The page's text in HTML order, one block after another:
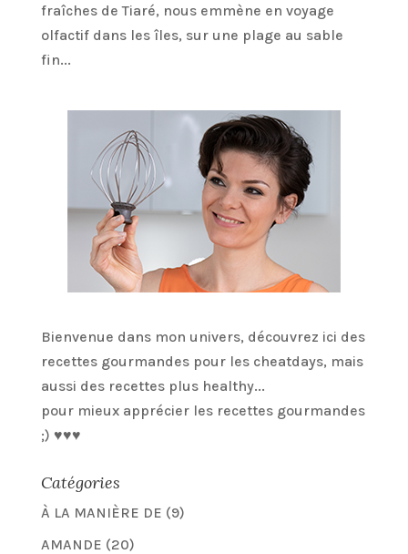
fraîches de Tiaré, nous emmène en voyage
olfactif dans les îles, sur une plage au sable
fin...
Bienvenue dans mon univers, découvrez ici des
recettes gourmandes pour les cheatdays, mais
aussi des recettes plus healthy...
pour mieux apprécier les recettes gourmandes
;) ♥♥♥
Catégories
À LA MANIÈRE DE (9)
AMANDE (20)